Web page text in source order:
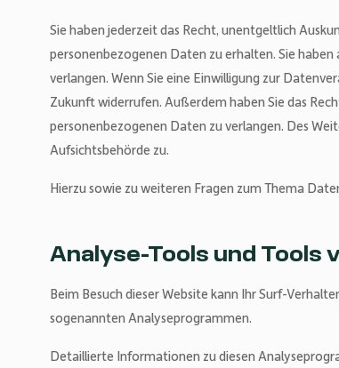
Sie haben jederzeit das Recht, unentgeltlich
personenbezogenen Daten zu erhalten. Sie
verlangen. Wenn Sie eine Einwilligung zur
Zukunft widerrufen. Außerdem haben Sie das
personenbezogenen Daten zu verlangen. Des
Aufsichtsbehörde zu.
Hierzu sowie zu weiteren Fragen zum Thema
Analyse-Tools und
Beim Besuch dieser Website kann Ihr Surf-
sogenannten Analyseprogrammen.
Detaillierte Informationen zu diesen